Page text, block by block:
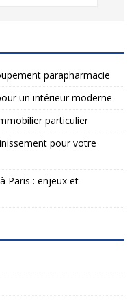
parapharmacie
un intérieur moderne
particulier
pour votre
Paris : enjeux et